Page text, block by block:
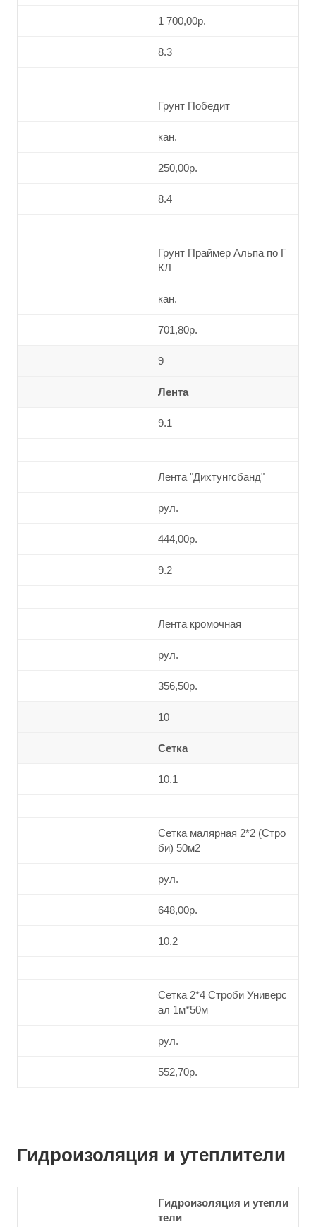
1 700,00р.
8.3
Грунт Победит
кан.
250,00р.
8.4
Грунт Праймер Альпа по Г
КЛ
кан.
701,80р.
9
Лента
9.1
Лента "Дихтунгсбанд"
рул.
444,00р.
9.2
Лента кромочная
рул.
356,50р.
10
Сетка
10.1
Сетка малярная 2*2 (Стро
би) 50м2
рул.
648,00р.
10.2
Сетка 2*4 Строби Универс
ал 1м*50м
рул.
552,70р.
Гидроизоляция и утеплители
Гидроизоляция и утепли
тели